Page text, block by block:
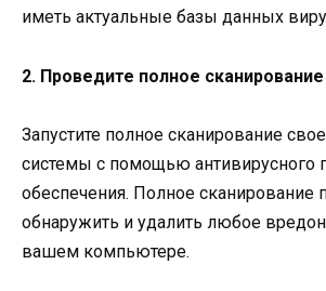
иметь актуальные базы данных
2. Проведите полное
Запустите полное сканирование
системы с помощью антивирусного
обеспечения. Полное сканирование
обнаружить и удалить любое
вашем компьютере.